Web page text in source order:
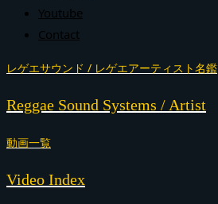
Youtube
Contact
レゲエサウンド / レゲエアーティスト名鑑
Reggae Sound Systems / Artist
動画一覧
Video Index